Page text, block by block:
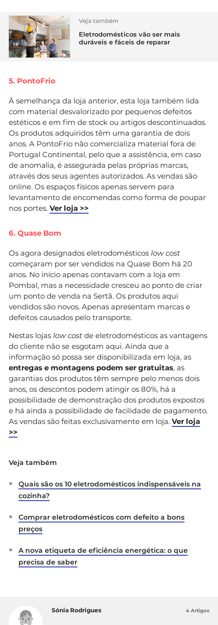
Veja também
Eletrodomésticos vão ser mais
duráveis e fáceis de reparar
5. PontoFrio
À semelhança da loja anterior, esta loja também lida
com material desvalorizado por pequenos defeitos
estéticos e em fim de stock ou artigos descontinuados.
Os produtos adquiridos têm uma garantia de dois
anos. A PontoFrio não comercializa material fora de
Portugal Continental, pelo que a assistência, em caso
de anomalia, é assegurada pelas próprias marcas,
através dos seus agentes autorizados. As vendas são
online. Os espaços físicos apenas servem para
levantamento de encomendas como forma de poupar
nos portes. Ver loja >>
6. Quase Bom
Os agora designados eletrodomésticos low cost
começaram por ser vendidos na Quase Bom há 20
anos. No início apenas contavam com a loja em
Pombal, mas a necessidade cresceu ao ponto de criar
um ponto de venda na Sertã. Os produtos aqui
vendidos são novos. Apenas apresentam marcas e
defeitos causados pelo transporte.
Nestas lojas low cost de eletrodomésticos as vantagens
do cliente não se esgotam aqui. Ainda que a
informação só possa ser disponibilizada em loja, as
entregas e montagens podem ser gratuitas, as
garantias dos produtos têm sempre pelo menos dois
anos, os descontos podem atingir os 80%, há a
possibilidade de demonstração dos produtos expostos
e há ainda a possibilidade de facilidade de pagamento.
As vendas são feitas exclusivamente em loja. Ver loja
>>
Veja também
Quais são os 10 eletrodomésticos indispensáveis na
cozinha?
Comprar eletrodomésticos com defeito a bons
preços
A nova etiqueta de eficiência energética: o que
precisa de saber
Sónia Rodrigues 4 Artigos